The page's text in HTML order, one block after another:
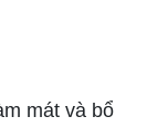
mát và bổ